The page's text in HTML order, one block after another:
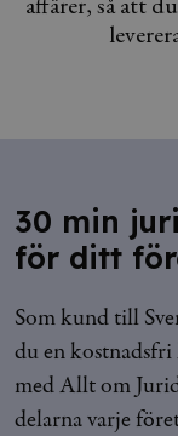
30 min
för ditt
Som kund till
du en
med Allt om
delarna varje